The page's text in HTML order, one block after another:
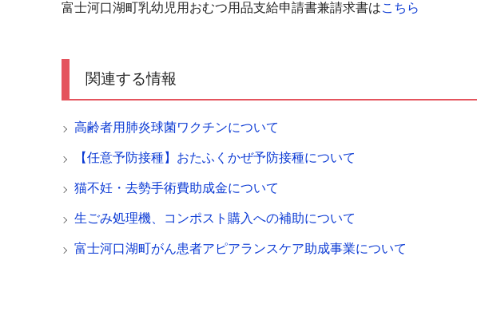
富士河口湖町乳幼児用おむつ用品支給申請書兼請求書はこちら
関連する情報
高齢者用肺炎球菌ワクチンについて
【任意予防接種】おたふくかぜ予防接種について
猫不妊・去勢手術費助成金について
生ごみ処理機、コンポスト購入への補助について
富士河口湖町がん患者アピアランスケア助成事業について